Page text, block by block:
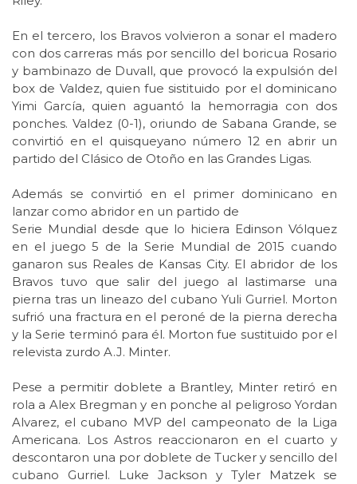
En el tercero, los Bravos volvieron a sonar el madero
con dos carreras más por sencillo del boricua Rosario
y bambinazo de Duvall, que provocó la expulsión del
box de Valdez, quien fue sistituido por el dominicano
Yimi García, quien aguantó la hemorragia con dos
ponches. Valdez (0-1), oriundo de Sabana Grande, se
convirtió en el quisqueyano número 12 en abrir un
partido del Clásico de Otoño en las Grandes Ligas.
Además se convirtió en el primer dominicano en
lanzar como abridor en un partido de
Serie Mundial desde que lo hiciera Edinson Vólquez
en el juego 5 de la Serie Mundial de 2015 cuando
ganaron sus Reales de Kansas City. El abridor de los
Bravos tuvo que salir del juego al lastimarse una
pierna tras un lineazo del cubano Yuli Gurriel. Morton
sufrió una fractura en el peroné de la pierna derecha
y la Serie terminó para él. Morton fue sustituido por el
relevista zurdo A.J. Minter.
Pese a permitir doblete a Brantley, Minter retiró en
rola a Alex Bregman y en ponche al peligroso Yordan
Alvarez, el cubano MVP del campeonato de la Liga
Americana. Los Astros reaccionaron en el cuarto y
descontaron una por doblete de Tucker y sencillo del
cubano Gurriel. Luke Jackson y Tyler Matzek se